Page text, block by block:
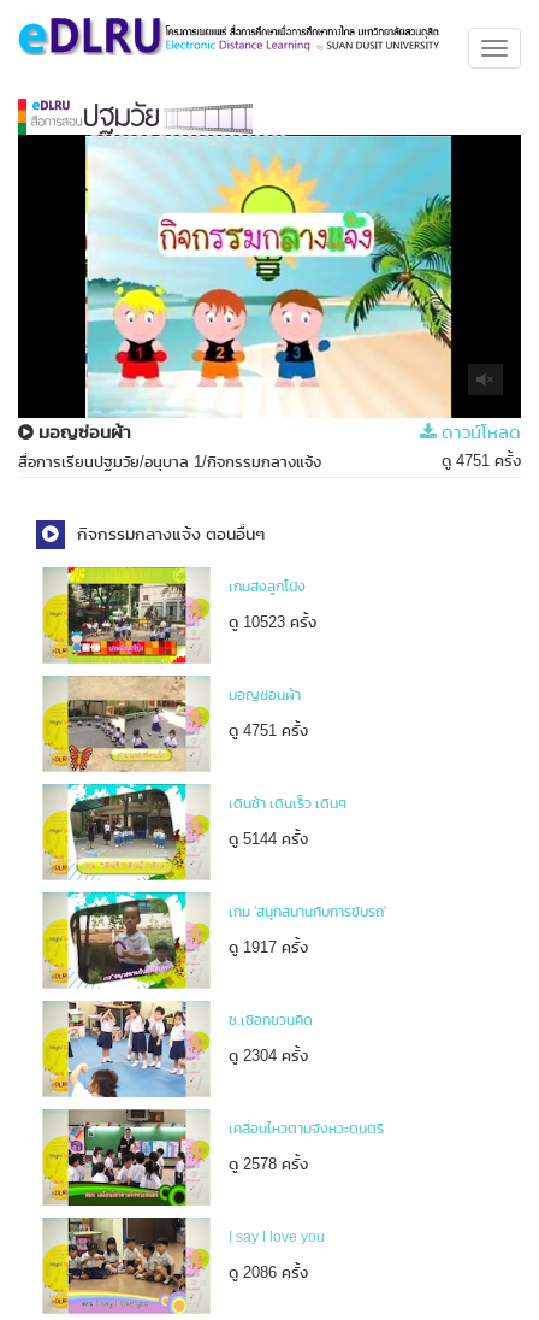
มอญซ่อนผ้า ดาวน์โหลด
สื่อการเรียนปฐมวัย/อนุบาล 1/กิจกรรมกลางแจ้ง ดู 4751 ครั้ง
กิจกรรมกลางแจ้ง ตอนอื่นๆ
เกมส่งลูกโป่ง
ดู 10523 ครั้ง
มอญซ่อนผ้า
ดู 4751 ครั้ง
เดินช้า เดินเร็ว เดินๆ
ดู 5144 ครั้ง
เกม 'สนุกสนานกับการขับรถ'
ดู 1917 ครั้ง
ช.เชือกชวนคิด
ดู 2304 ครั้ง
เคลื่อนไหวตามจังหวะดนตรี
ดู 2578 ครั้ง
I say I love you
ดู 2086 ครั้ง